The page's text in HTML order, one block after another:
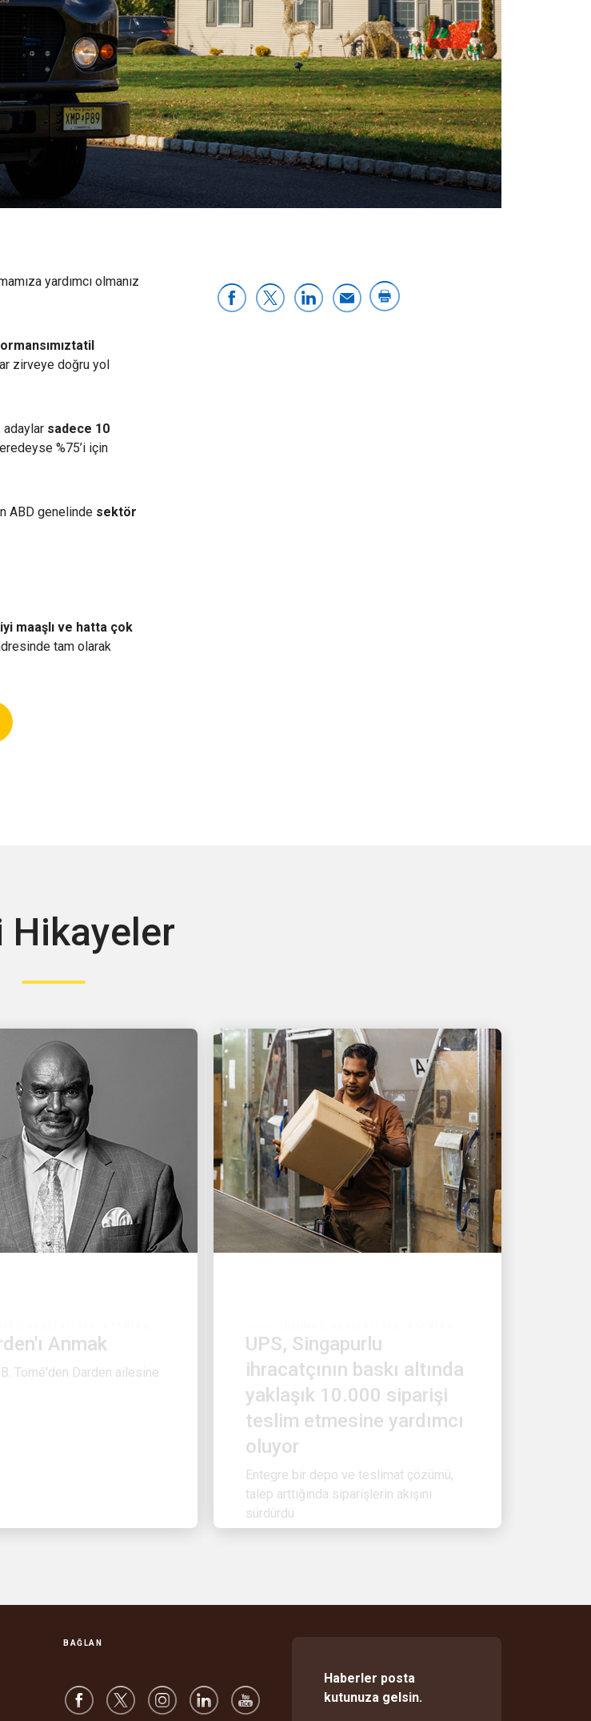
yardımcı olmanız
zirveye doğru yol
sadece 10
%75’i için
ABD genelinde sektör
iyi maaşlı ve hatta çok
tam olarak
Hikayeler
Tomé'den Darden ailesine
ihracatçının baskı altında
yaklaşık 10.000 siparişi
teslim etmesine yardımcı
oluyor
Entegre bir depo ve teslimat çözümü,
talep arttığında siparişlerin akışını
sürdürdü
BAĞLAN
Haberler posta
kutunuza gelsin.